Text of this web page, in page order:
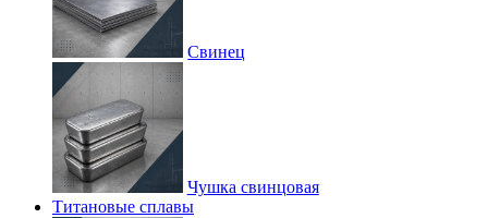
Свинец
Чушка свинцовая
Титановые сплавы